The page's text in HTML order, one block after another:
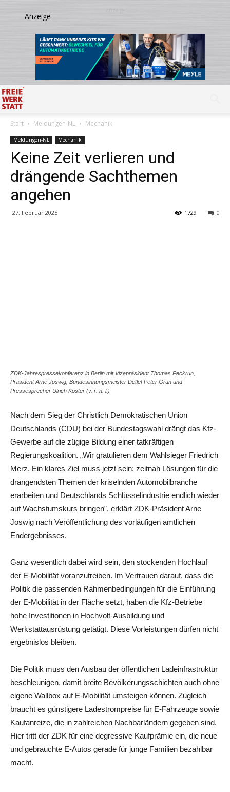
Start Meldungen-NL Mechanik
Meldungen-NL Mechanik
Keine Zeit verlieren und
drängende Sachthemen
angehen
27. Februar 2025 0
1729
ZDK-Jahrespressekonferenz in Berlin mit Vizepräsident Thomas Peckrun,
Präsident Arne Joswig, Bundesinnungsmeister Detlef Peter Grün und
Pressesprecher Ulrich Köster (v. r. n. l.)
Nach dem Sieg der Christlich Demokratischen Union
Deutschlands (CDU) bei der Bundestagswahl drängt das Kfz-
Gewerbe auf die zügige Bildung einer tatkräftigen
Regierungskoalition. „Wir gratulieren dem Wahlsieger Friedrich
Merz. Ein klares Ziel muss jetzt sein: zeitnah Lösungen für die
drängendsten Themen der kriselnden Automobilbranche
erarbeiten und Deutschlands Schlüsselindustrie endlich wieder
auf Wachstumskurs bringen”, erklärt ZDK-Präsident Arne
Joswig nach Veröffentlichung des vorläufigen amtlichen
Endergebnisses.
Ganz wesentlich dabei wird sein, den stockenden Hochlauf
der E-Mobilität voranzutreiben. Im Vertrauen darauf, dass die
Politik die passenden Rahmenbedingungen für die Einführung
der E-Mobilität in der Fläche setzt, haben die Kfz-Betriebe
hohe Investitionen in Hochvolt-Ausbildung und
Werkstattausrüstung getätigt. Diese Vorleistungen dürfen nicht
ergebnislos bleiben.
Die Politik muss den Ausbau der öffentlichen Ladeinfrastruktur
beschleunigen, damit breite Bevölkerungsschichten auch ohne
eigene Wallbox auf E-Mobilität umsteigen können. Zugleich
braucht es günstigere Ladestrompreise für E-Fahrzeuge sowie
Kaufanreize, die in zahlreichen Nachbarländern gegeben sind.
Hier tritt der ZDK für eine degressive Kaufprämie ein, die neue
und gebrauchte E-Autos gerade für junge Familien bezahlbar
macht.